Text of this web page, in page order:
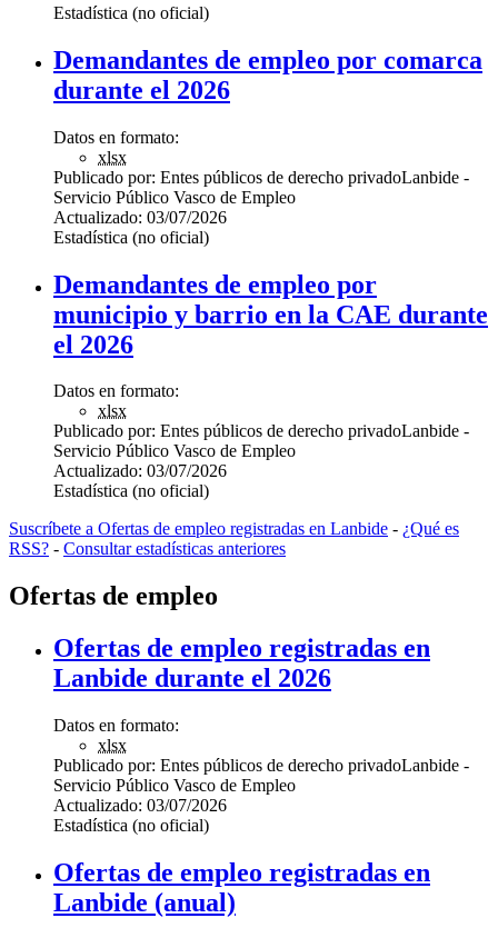
Estadística (no oficial)
Demandantes de empleo por comarca
durante el 2026
Datos en formato:
xlsx
Publicado por: Entes públicos de derecho privadoLanbide -
Servicio Público Vasco de Empleo
Actualizado: 03/07/2026
Estadística (no oficial)
Demandantes de empleo por
municipio y barrio en la CAE durante
el 2026
Datos en formato:
xlsx
Publicado por: Entes públicos de derecho privadoLanbide -
Servicio Público Vasco de Empleo
Actualizado: 03/07/2026
Estadística (no oficial)
Suscríbete a Ofertas de empleo registradas en Lanbide - ¿Qué es
RSS? - Consultar estadísticas anteriores
Ofertas de empleo
Ofertas de empleo registradas en
Lanbide durante el 2026
Datos en formato:
xlsx
Publicado por: Entes públicos de derecho privadoLanbide -
Servicio Público Vasco de Empleo
Actualizado: 03/07/2026
Estadística (no oficial)
Ofertas de empleo registradas en
Lanbide (anual)